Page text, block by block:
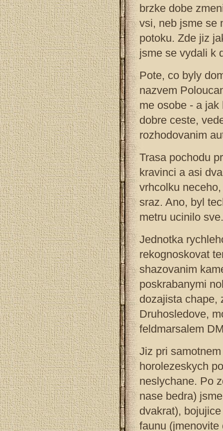
brzke dobe
vsi, neb jsme se
potoku. Zde jiz
jsme se vydali k
Pote, co byly
nazvem
me osobe - a
dobre ceste,
rozhodovanim
Trasa pochodu
kravinci a asi
vrhcolku
sraz. Ano, byl
metru ucinilo sve.
Jednotka
rekognoskovat
shazovanim
poskrabanymi
dozajista chape,
Druhosledove,
feldmarsalem
Jiz pri
horolezeskych
neslychane. Po
nase bedra)
dvakrat),
faunu